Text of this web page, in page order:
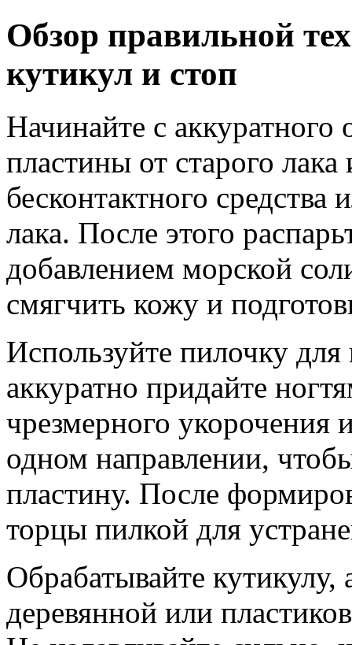
Обзор правильной
кутикул и стоп
Начинайте с
пластины от старого
бесконтактного средства
лака. После этого
добавлением морской
смягчить кожу и
Используйте пилочку
аккуратно придайте
чрезмерного укорочения
одном направлении,
пластину. После
торцы пилкой для
Обрабатывайте кутикулу,
деревянной или